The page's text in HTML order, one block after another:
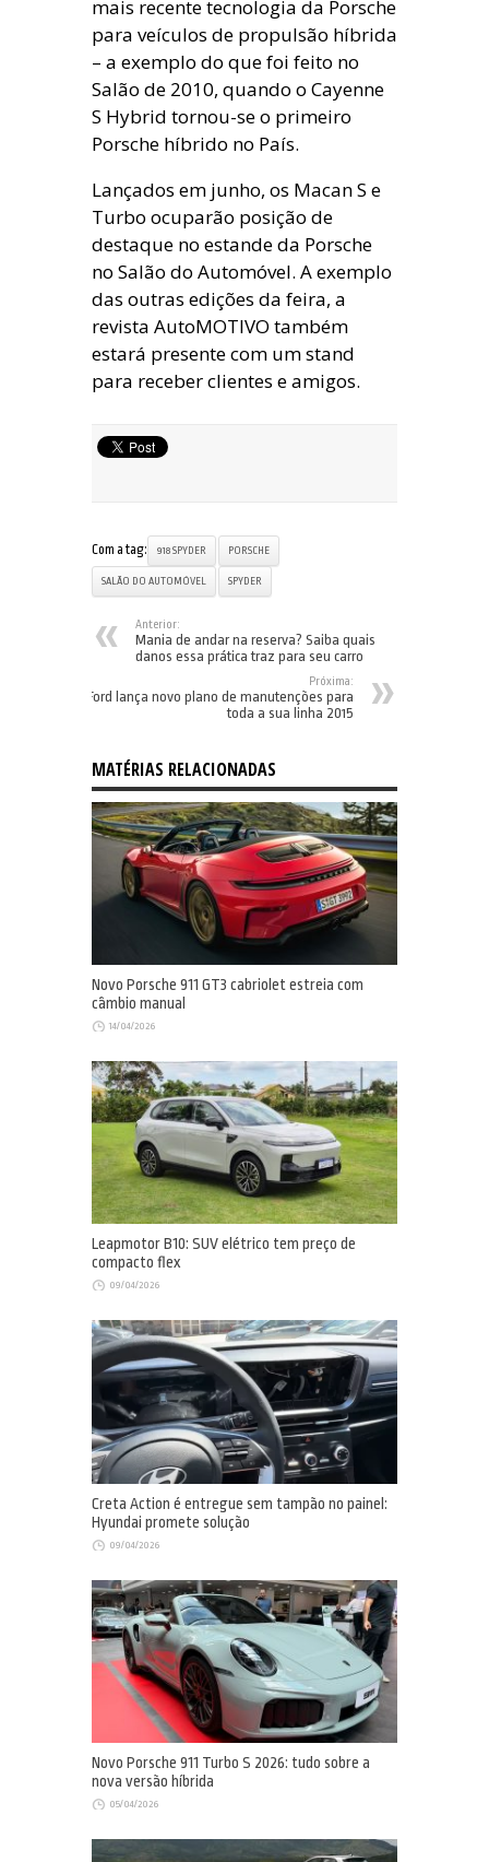
mais recente tecnologia da Porsche
para veículos de propulsão híbrida
– a exemplo do que foi feito no
Salão de 2010, quando o Cayenne
S Hybrid tornou-se o primeiro
Porsche híbrido no País.
Lançados em junho, os Macan S e
Turbo ocuparão posição de
destaque no estande da Porsche
no Salão do Automóvel. A exemplo
das outras edições da feira, a
revista AutoMOTIVO também
estará presente com um stand
para receber clientes e amigos.
Com a tag: 918 SPYDER PORSCHE
SALÃO DO AUTOMÓVEL SPYDER
Anterior:
Mania de andar na reserva? Saiba quais
danos essa prática traz para seu carro
Próxima:
Ford lança novo plano de manutenções para
toda a sua linha 2015
MATÉRIAS RELACIONADAS
Novo Porsche 911 GT3 cabriolet estreia com
câmbio manual
14/04/2026
Leapmotor B10: SUV elétrico tem preço de
compacto flex
09/04/2026
Creta Action é entregue sem tampão no painel:
Hyundai promete solução
09/04/2026
Novo Porsche 911 Turbo S 2026: tudo sobre a
nova versão híbrida
05/04/2026